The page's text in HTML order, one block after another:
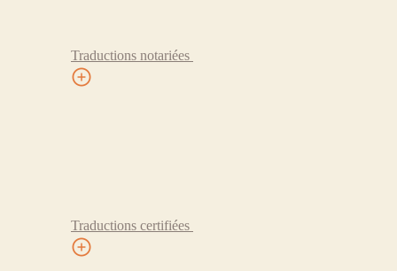
Traductions notariées
Traductions certifiées